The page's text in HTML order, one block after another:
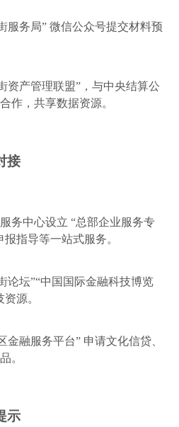
服务局” 微信公众号提交材料预
资产管理联盟”，与中央结算公
作，共享数据资源。
接
务中心设立 “总部企业服务专
指导等一站式服务。
论坛”“中国国际金融科技博览
源。
金融服务平台” 申请文化信贷、
。
示